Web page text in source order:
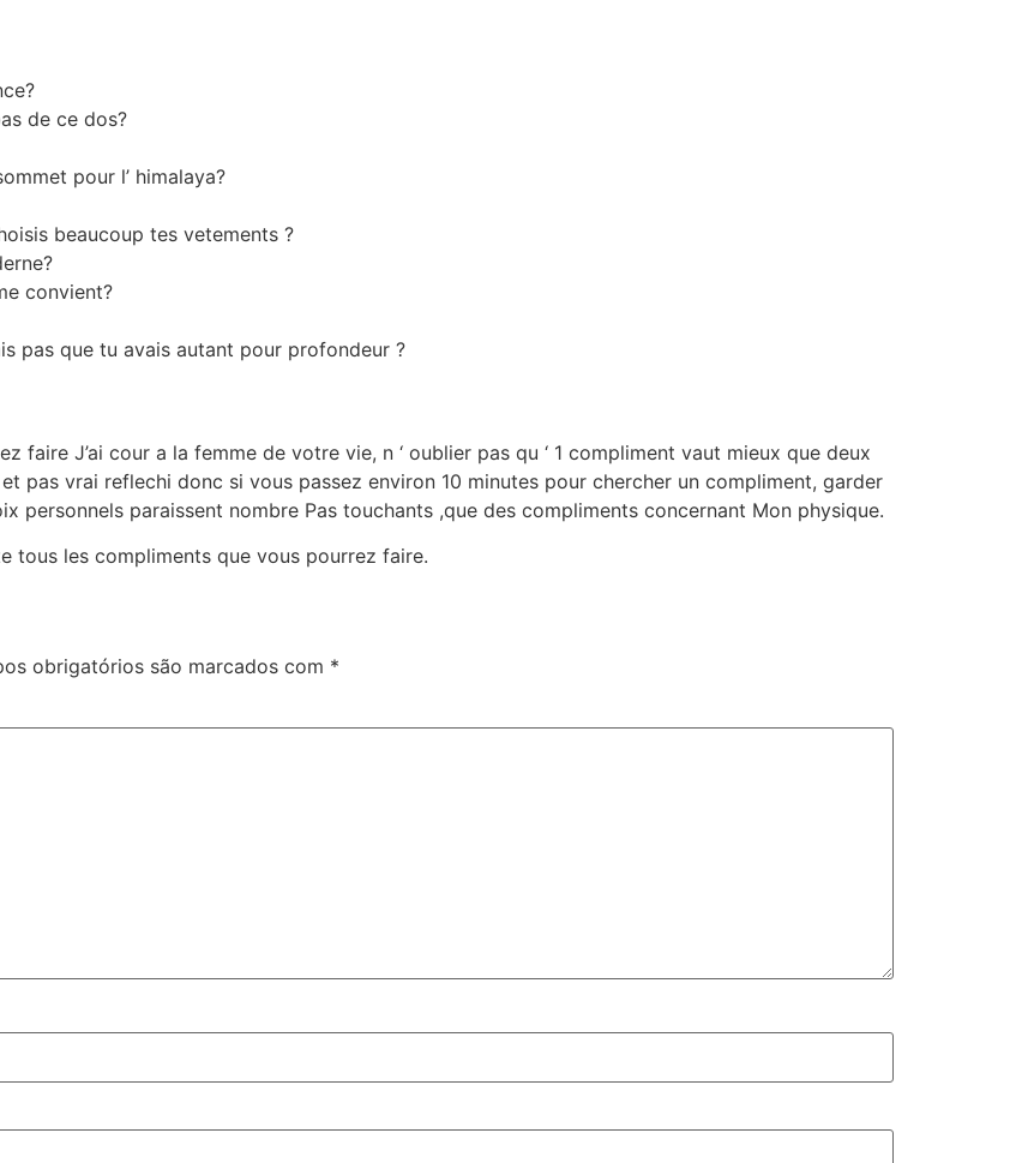
de ce dos?
pour l’ himalaya?
beaucoup tes vetements ?
convient?
pas que tu avais autant pour profondeur ?
faire J’ai cour a la femme de votre vie, n ‘ oublier pas qu ‘ 1 compliment vaut mieux que deux
pas vrai reflechi donc si vous passez environ 10 minutes pour chercher un compliment, garder
personnels paraissent nombre Pas touchants ,que des compliments concernant Mon physique.
tous les compliments que vous pourrez faire.
obrigatórios são marcados com *